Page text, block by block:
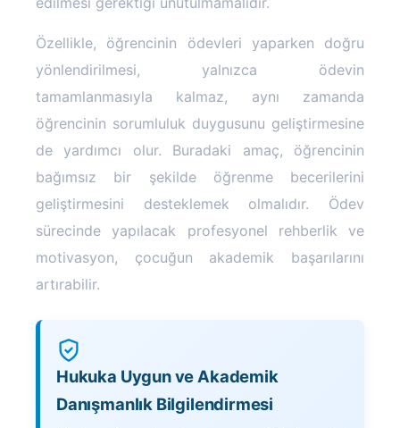
Özellikle, öğrencinin ödevleri yaparken doğru
yönlendirilmesi, yalnızca ödevin
tamamlanmasıyla kalmaz, aynı zamanda
öğrencinin sorumluluk duygusunu geliştirmesine
de yardımcı olur. Buradaki amaç, öğrencinin
bağımsız bir şekilde öğrenme becerilerini
geliştirmesini desteklemek olmalıdır. Ödev
sürecinde yapılacak profesyonel rehberlik ve
motivasyon, çocuğun akademik başarılarını
artırabilir.
Hukuka Uygun ve Akademik
Danışmanlık Bilgilendirmesi